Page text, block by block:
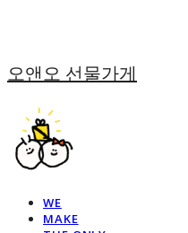
오앤오 선물가게
WE
MAKE